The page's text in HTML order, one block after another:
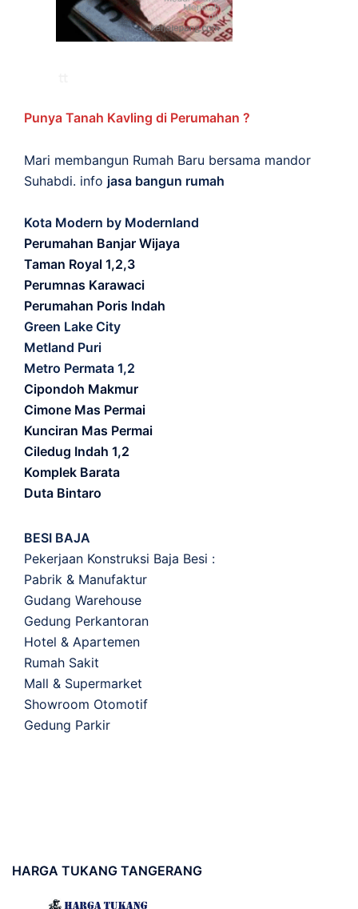
Punya Tanah Kavling di Perumahan ?
Mari membangun Rumah Baru bersama mandor
Suhabdi. info jasa bangun rumah
Kota Modern by Modernland
Perumahan Banjar Wijaya
Taman Royal 1,2,3
Perumnas Karawaci
Perumahan Poris Indah
Green Lake City
Metland Puri
Metro Permata 1,2
Cipondoh Makmur
Cimone Mas Permai
Kunciran Mas Permai
Ciledug Indah 1,2
Komplek Barata
Duta Bintaro
BESI BAJA
Pekerjaan Konstruksi Baja Besi :
Pabrik & Manufaktur
Gudang Warehouse
Gedung Perkantoran
Hotel & Apartemen
Rumah Sakit
Mall & Supermarket
Showroom Otomotif
Gedung Parkir
HARGA TUKANG TANGERANG